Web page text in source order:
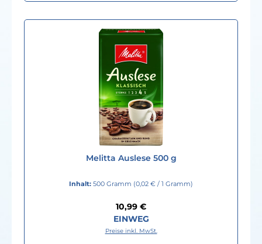
Melitta Auslese 500 g
Inhalt: 500 Gramm (0,02 € / 1 Gramm)
Regulärer Preis:
10,99 €
EINWEG
Preise inkl. MwSt.